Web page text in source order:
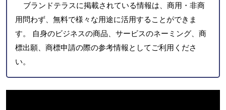
ブランドテラスに掲載されている情報は、商用・非商
用問わず、無料で様々な用途に活用することができま
す。 自身のビジネスの商品、サービスのネーミング、商
標出願、商標申請の際の参考情報としてご利用くださ
い。